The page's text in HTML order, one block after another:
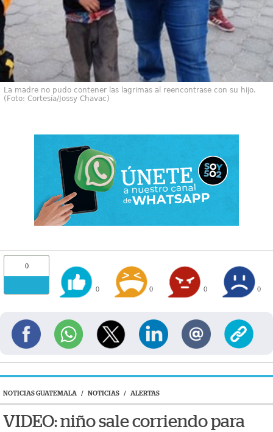
La madre no pudo contener las lagrimas al reencontrase con su hijo.
(Foto: Cortesía/Jossy Chavac)
0
0 0 0 0
NOTICIAS GUATEMALA / NOTICIAS / ALERTAS
VIDEO: niño sale corriendo para